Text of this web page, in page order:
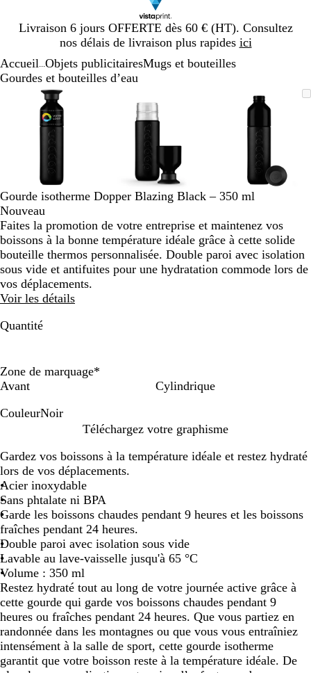
Livraison 6 jours OFFERTE dès 60 € (HT). Consultez
nos délais de livraison plus rapides ici
Diapositive
1
Accueil Objets publicitairesMugs et bouteilles
Gourdes et bouteilles d’eau
Image
zoomable
Zoom
au
minimum
Cliquez
pour
développer
Utilisez
les
touches
plus
et
moins
pour
zoomer
les
touches
fléchées
pour
faire
défiler
zoomable
au
minimum
pour
développer
les
touches
et
moins
pour
zoomer
les
touches
fléchées
pour
Image
zoomable
Zoom
au
Cliquez
pour
Utilisez
les
plus
et
moins
pour
les
touches
fléchées
pour
Diapositive
Gourde isotherme Dopper Blazing Black – 350 ml
Nouveau
Faites la promotion de votre entreprise et maintenez vos
boissons à la bonne température idéale grâce à cette solide
bouteille thermos personnalisée. Double paroi avec isolation
sous vide et antifuites pour une hydratation commode lors de
vos déplacements.
Voir les détails
Quantité
Zone de marquage*
Avant
Cylindrique
CouleurNoir
i
r
Téléchargez votre graphisme
Gardez vos boissons à la température idéale et restez hydraté
lors de vos déplacements.
Acier inoxydable
Sans phtalate ni BPA
Garde les boissons chaudes pendant 9 heures et les boissons
fraîches pendant 24 heures.
Double paroi avec isolation sous vide
Lavable au lave-vaisselle jusqu'à 65 °C
Volume : 350 ml
Restez hydraté tout au long de votre journée active grâce à
cette gourde qui garde vos boissons chaudes pendant 9
heures ou fraîches pendant 24 heures. Que vous partiez en
randonnée dans les montagnes ou que vous vous entraîniez
intensément à la salle de sport, cette gourde isotherme
garantit que votre boisson reste à la température idéale. De